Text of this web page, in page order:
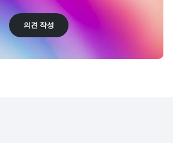
의견 작성